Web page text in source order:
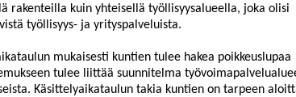
rakenteilla kuin yhteisellä työllisyysalueella, joka olisi
työllisyys- ja yrityspalveluista.
mukaisesti kuntien tulee hakea poikkeuslupaa
tulee liittää suunnitelma
Käsittelyaikataulun takia kuntien on tarpeen